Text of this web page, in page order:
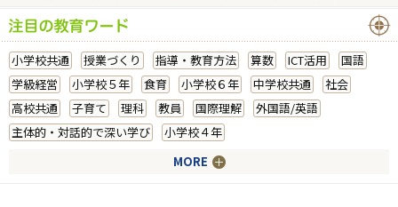
小学校共通 授業づくり 指導・教育方法 算数 ICT活用
国語
学級経営
小学校５年 食育 小学校６年 中学校共通
社会
高校共通
子育て 理科 教員 国際理解
外国語/英語
主体的・対話的で深い学び
小学校４年
MORE